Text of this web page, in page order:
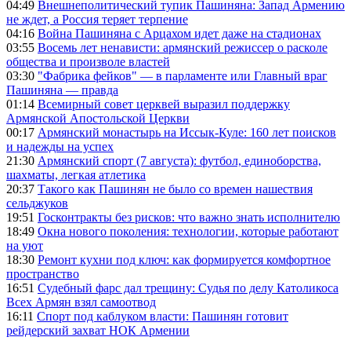
04:49 Внешнеполитический тупик Пашиняна: Запад Армению
не ждет, а Россия теряет терпение
04:16 Война Пашиняна с Арцахом идет даже на стадионах
03:55 Восемь лет ненависти: армянский режиссер о расколе
общества и произволе властей
03:30 "Фабрика фейков" — в парламенте или Главный враг
Пашиняна — правда
01:14 Всемирный совет церквей выразил поддержку
Армянской Апостольской Церкви
00:17 Армянский монастырь на Иссык-Куле: 160 лет поисков
и надежды на успех
21:30 Армянский спорт (7 августа): футбол, единоборства,
шахматы, легкая атлетика
20:37 Такого как Пашинян не было со времен нашествия
сельджуков
19:51 Госконтракты без рисков: что важно знать исполнителю
18:49 Окна нового поколения: технологии, которые работают
на уют
18:30 Ремонт кухни под ключ: как формируется комфортное
пространство
16:51 Судебный фарс дал трещину: Судья по делу Католикоса
Всех Армян взял самоотвод
16:11 Спорт под каблуком власти: Пашинян готовит
рейдерский захват НОК Армении